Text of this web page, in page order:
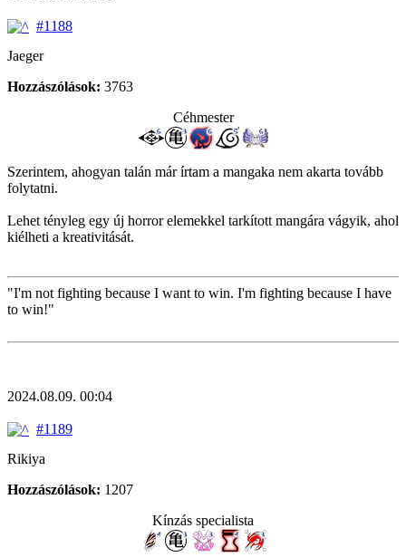
#1188
Jaeger
Hozzászólások: 3763
Céhmester
Szerintem, ahogyan talán már írtam a mangaka nem akarta tovább
folytatni.
Lehet tényleg egy új horror elemekkel tarkított mangára vágyik, ahol
kiélheti a kreativitását.
"I'm not fighting because I want to win. I'm fighting because I have
to win!"
2024.08.09. 00:04
#1189
Rikiya
Hozzászólások: 1207
Kínzás specialista